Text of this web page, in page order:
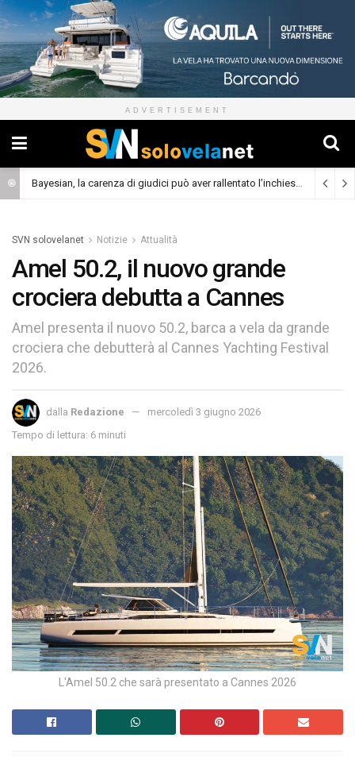
ADVERTISEMENT
Bayesian, la carenza di giudici può aver rallentato l’inchiesta (Cronaca)
SVN solovelanet Notizie Attualità
Amel 50.2, il nuovo grande
crociera debutta a Cannes
Amel presenta il nuovo 50.2, barca a vela da grande
crociera che debutterà al Cannes Yachting Festival
2026.
dalla Redazione
mercoledì 3 giugno 2026
Tempo di lettura: 6 minuti
L'Amel 50.2 che sarà presentato a Cannes 2026